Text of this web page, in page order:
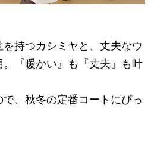
持つカシミヤと、丈夫なウ
『暖かい』も『丈夫』も叶
、秋冬の定番コートにぴっ